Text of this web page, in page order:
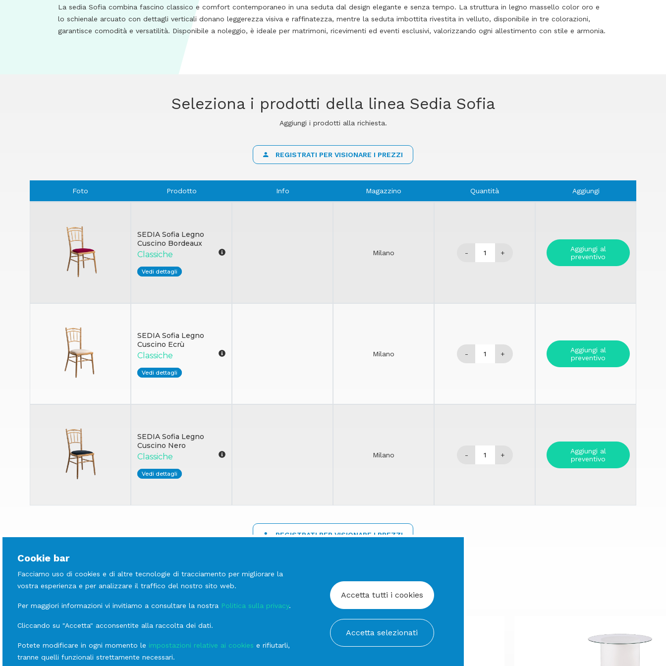
La sedia Sofia combina fascino classico e comfort contemporaneo in una seduta dal design elegante e senza tempo. La struttura in legno massello color oro e
lo schienale arcuato con dettagli verticali donano leggerezza visiva e raffinatezza, mentre la seduta imbottita rivestita in velluto, disponibile in tre colorazioni,
garantisce comodità e versatilità. Disponibile a noleggio, è ideale per matrimoni, ricevimenti ed eventi esclusivi, valorizzando ogni allestimento con stile e armonia.
Seleziona i prodotti della linea Sedia Sofia
Aggiungi i prodotti alla richiesta.
REGISTRATI PER VISIONARE I PREZZI
Foto Prodotto Info Magazzino Quantità Aggiungi
SEDIA Sofia Legno
Cuscino Bordeaux
Classiche
Vedi dettagli
Milano - +
Aggiungi al
preventivo
SEDIA Sofia Legno
Cuscino Ecrù
Classiche
Vedi dettagli
Milano - +
Aggiungi al
preventivo
SEDIA Sofia Legno
Cuscino Nero
Classiche
Vedi dettagli
Milano - +
Aggiungi al
preventivo
REGISTRATI PER VISIONARE I PREZZI
Cookie bar
Facciamo uso di cookies e di altre tecnologie di tracciamento per migliorare la
vostra esperienza e per analizzare il traffico del nostro sito web.
Per maggiori informazioni vi invitiamo a consultare la nostra Politica sulla privacy.
Cliccando su "Accetta" acconsentite alla raccolta dei dati.
Potete modificare in ogni momento le impostazioni relative ai cookies e rifiutarli,
tranne quelli funzionali strettamente necessari.
Accetta tutti i cookies
Accetta selezionati